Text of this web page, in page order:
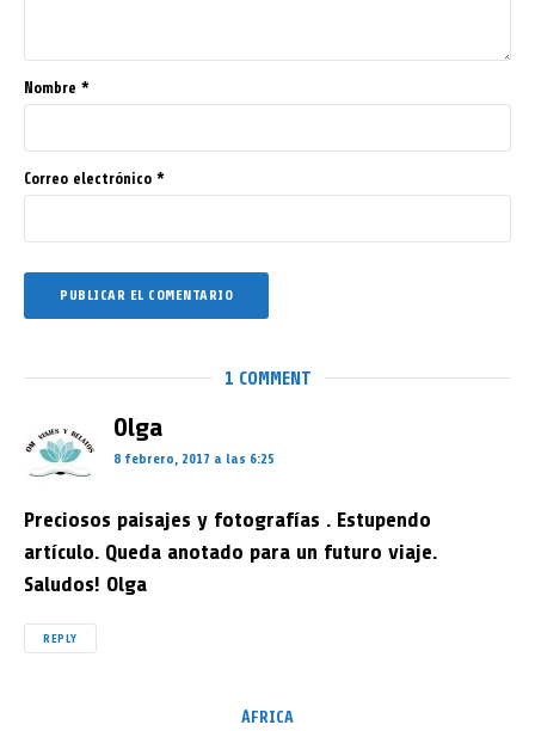
Nombre *
Correo electrónico *
1 COMMENT
Olga
8 febrero, 2017 a las 6:25
Preciosos paisajes y fotografías . Estupendo
artículo. Queda anotado para un futuro viaje.
Saludos! Olga
REPLY
ÁFRICA